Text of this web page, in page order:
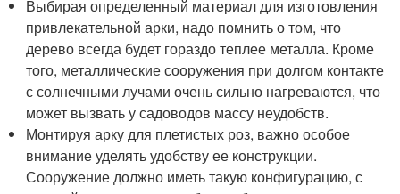
Выбирая определенный материал для изготовления
привлекательной арки, надо помнить о том, что
дерево всегда будет гораздо теплее металла. Кроме
того, металлические сооружения при долгом контакте
с солнечными лучами очень сильно нагреваются, что
может вызвать у садоводов массу неудобств.
Монтируя арку для плетистых роз, важно особое
внимание уделять удобству ее конструкции.
Сооружение должно иметь такую конфигурацию, с